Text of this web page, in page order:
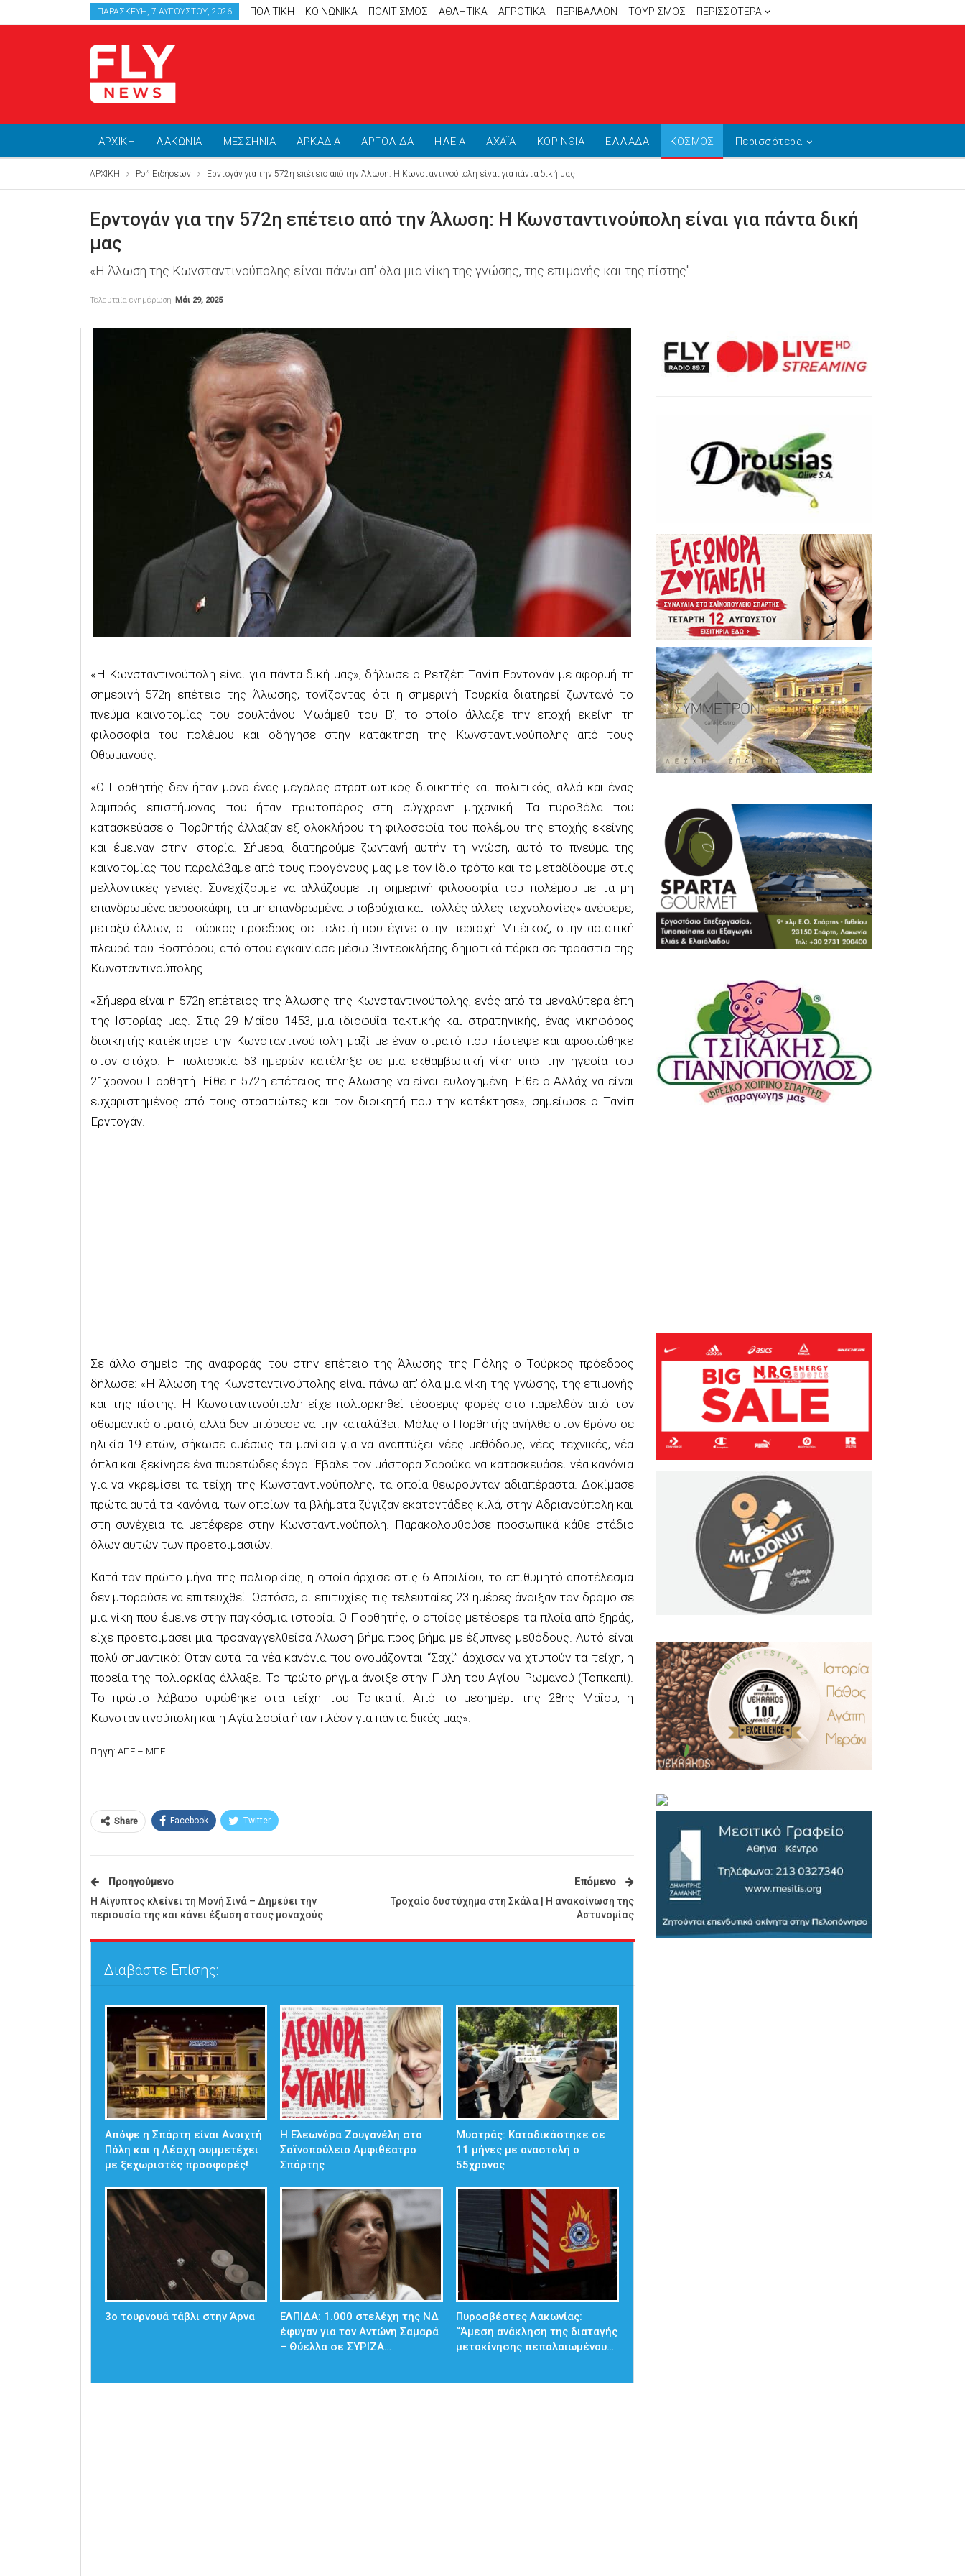
ΠΑΡΑΣΚΕΥΉ, 7 ΑΥΓΟΎΣΤΟΥ, 2026 ΠΟΛΙΤΙΚΗ ΚΟΙΝΩΝΙΚΑ ΠΟΛΙΤΙΣΜΟΣ ΑΘΛΗΤΙΚΆ ΑΓΡΟΤΙΚΑ ΠΕΡΙΒΑΛΛΟΝ ΤΟΥΡΙΣΜΟΣ ΠΕΡΙΣΣΌΤΕΡΑ
ΑΡΧΙΚΗ ΛΑΚΩΝΙΑ ΜΕΣΣΗΝΙΑ ΑΡΚΑΔΙΑ ΑΡΓΟΛΙΔΑ ΗΛΕΙΑ ΑΧΑΪΑ ΚΟΡΙΝΘΙΑ ΕΛΛΑΔΑ ΚΟΣΜΟΣ Περισσότερα
ΑΡΧΙΚΗ Ροή Ειδήσεων Ερντογάν για την 572η επέτειο από την Άλωση: Η Κωνσταντινούπολη είναι για πάντα δική μας
Ερντογάν για την 572η επέτειο από την Άλωση: Η Κωνσταντινούπολη είναι για πάντα δική
μας
«Η Άλωση της Κωνσταντινούπολης είναι πάνω απ' όλα μια νίκη της γνώσης, της επιμονής και της πίστης"
Τελευταία ενημέρωση Μάι 29, 2025
«Η Κωνσταντινούπολη είναι για πάντα δική μας», δήλωσε ο Ρετζέπ Ταγίπ Ερντογάν με αφορμή τη
σημερινή 572η επέτειο της Άλωσης, τονίζοντας ότι η σημερινή Τουρκία διατηρεί ζωντανό το
πνεύμα καινοτομίας του σουλτάνου Μωάμεθ του Β’, το οποίο άλλαξε την εποχή εκείνη τη
φιλοσοφία του πολέμου και οδήγησε στην κατάκτηση της Κωνσταντινούπολης από τους
Οθωμανούς.
«Ο Πορθητής δεν ήταν μόνο ένας μεγάλος στρατιωτικός διοικητής και πολιτικός, αλλά και ένας
λαμπρός επιστήμονας που ήταν πρωτοπόρος στη σύγχρονη μηχανική. Τα πυροβόλα που
κατασκεύασε ο Πορθητής άλλαξαν εξ ολοκλήρου τη φιλοσοφία του πολέμου της εποχής εκείνης
και έμειναν στην Ιστορία. Σήμερα, διατηρούμε ζωντανή αυτήν τη γνώση, αυτό το πνεύμα της
καινοτομίας που παραλάβαμε από τους προγόνους μας με τον ίδιο τρόπο και το μεταδίδουμε στις
μελλοντικές γενιές. Συνεχίζουμε να αλλάζουμε τη σημερινή φιλοσοφία του πολέμου με τα μη
επανδρωμένα αεροσκάφη, τα μη επανδρωμένα υποβρύχια και πολλές άλλες τεχνολογίες» ανέφερε,
μεταξύ άλλων, ο Τούρκος πρόεδρος σε τελετή που έγινε στην περιοχή Μπέικοζ, στην ασιατική
πλευρά του Βοσπόρου, από όπου εγκαινίασε μέσω βιντεοκλήσης δημοτικά πάρκα σε προάστια της
Κωνσταντινούπολης.
«Σήμερα είναι η 572η επέτειος της Άλωσης της Κωνσταντινούπολης, ενός από τα μεγαλύτερα έπη
της Ιστορίας μας. Στις 29 Μαΐου 1453, μια ιδιοφυΐα τακτικής και στρατηγικής, ένας νικηφόρος
διοικητής κατέκτησε την Κωνσταντινούπολη μαζί με έναν στρατό που πίστεψε και αφοσιώθηκε
στον στόχο. Η πολιορκία 53 ημερών κατέληξε σε μια εκθαμβωτική νίκη υπό την ηγεσία του
21χρονου Πορθητή. Είθε η 572η επέτειος της Άλωσης να είναι ευλογημένη. Είθε ο Αλλάχ να είναι
ευχαριστημένος από τους στρατιώτες και τον διοικητή που την κατέκτησε», σημείωσε ο Ταγίπ
Ερντογάν.
Σε άλλο σημείο της αναφοράς του στην επέτειο της Άλωσης της Πόλης ο Τούρκος πρόεδρος
δήλωσε: «Η Άλωση της Κωνσταντινούπολης είναι πάνω απ’ όλα μια νίκη της γνώσης, της επιμονής
και της πίστης. Η Κωνσταντινούπολη είχε πολιορκηθεί τέσσερις φορές στο παρελθόν από τον
οθωμανικό στρατό, αλλά δεν μπόρεσε να την καταλάβει. Μόλις ο Πορθητής ανήλθε στον θρόνο σε
ηλικία 19 ετών, σήκωσε αμέσως τα μανίκια για να αναπτύξει νέες μεθόδους, νέες τεχνικές, νέα
όπλα και ξεκίνησε ένα πυρετώδες έργο. Έβαλε τον μάστορα Σαρούκα να κατασκευάσει νέα κανόνια
για να γκρεμίσει τα τείχη της Κωνσταντινούπολης, τα οποία θεωρούνταν αδιαπέραστα. Δοκίμασε
πρώτα αυτά τα κανόνια, των οποίων τα βλήματα ζύγιζαν εκατοντάδες κιλά, στην Αδριανούπολη και
στη συνέχεια τα μετέφερε στην Κωνσταντινούπολη. Παρακολουθούσε προσωπικά κάθε στάδιο
όλων αυτών των προετοιμασιών.
Κατά τον πρώτο μήνα της πολιορκίας, η οποία άρχισε στις 6 Απριλίου, το επιθυμητό αποτέλεσμα
δεν μπορούσε να επιτευχθεί. Ωστόσο, οι επιτυχίες τις τελευταίες 23 ημέρες άνοιξαν τον δρόμο σε
μια νίκη που έμεινε στην παγκόσμια ιστορία. Ο Πορθητής, ο οποίος μετέφερε τα πλοία από ξηράς,
είχε προετοιμάσει μια προαναγγελθείσα Άλωση βήμα προς βήμα με έξυπνες μεθόδους. Αυτό είναι
πολύ σημαντικό: Όταν αυτά τα νέα κανόνια που ονομάζονται “Σαχί” άρχισαν να χτυπούν τα τείχη, η
πορεία της πολιορκίας άλλαξε. Το πρώτο ρήγμα άνοιξε στην Πύλη του Αγίου Ρωμανού (Τοπκαπί).
Το πρώτο λάβαρο υψώθηκε στα τείχη του Τοπκαπί. Από το μεσημέρι της 28ης Μαΐου, η
Κωνσταντινούπολη και η Αγία Σοφία ήταν πλέον για πάντα δικές μας».
Πηγή: ΑΠΕ – ΜΠΕ
Share Facebook Twitter
Προηγούμενο
Η Αίγυπτος κλείνει τη Μονή Σινά – Δημεύει την
περιουσία της και κάνει έξωση στους μοναχούς
Επόμενο
Τροχαίο δυστύχημα στη Σκάλα | Η ανακοίνωση της
Αστυνομίας
Διαβάστε Επίσης:
Απόψε η Σπάρτη είναι Ανοιχτή
Πόλη και η Λέσχη συμμετέχει
με ξεχωριστές προσφορές!
Η Ελεωνόρα Ζουγανέλη στο
Σαϊνοπούλειο Αμφιθέατρο
Σπάρτης
Μυστράς: Καταδικάστηκε σε
11 μήνες με αναστολή ο
55χρονος
3ο τουρνουά τάβλι στην Άρνα
ΕΛΠΙΔΑ: 1.000 στελέχη της ΝΔ
έφυγαν για τον Αντώνη Σαμαρά
– Θύελλα σε ΣΥΡΙΖΑ…
Πυροσβέστες Λακωνίας:
“Άμεση ανάκληση της διαταγής
μετακίνησης πεπαλαιωμένου…